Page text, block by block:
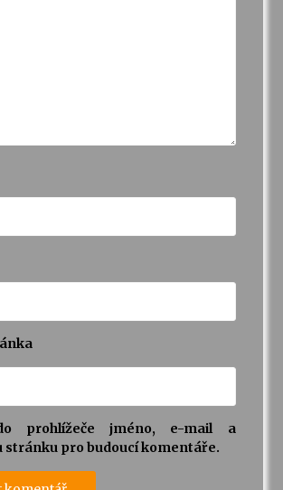
prohlížeče jméno, e-mail a
stránku pro budoucí komentáře.